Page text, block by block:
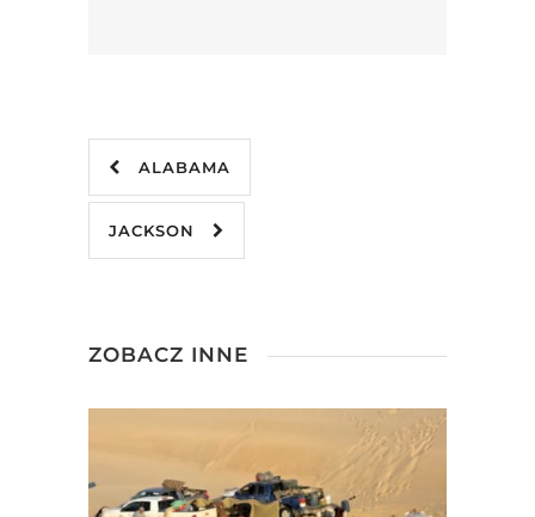
ALABAMA
JACKSON
ZOBACZ INNE